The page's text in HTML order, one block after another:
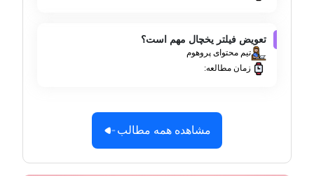
تعویض فیلتر یخچال مهم است؟
تیم محتوای پروهوم
زمان مطالعه:
مشاهده همه مطالب